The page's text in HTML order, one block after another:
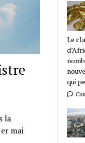
la
mai
Le
qui